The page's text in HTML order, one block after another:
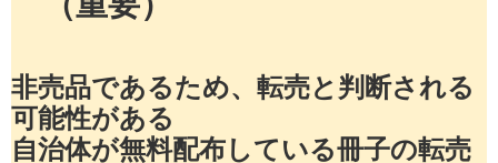
非売品であるため、転売と判断される
可能性がある
自治体が無料配布している冊子の転売